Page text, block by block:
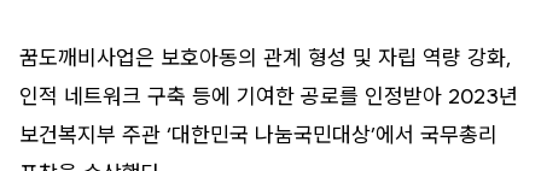
꿈도깨비사업은 보호아동의 관계 형성 및 자립 역량 강화,
인적 네트워크 구축 등에 기여한 공로를 인정받아 2023년
보건복지부 주관 ‘대한민국 나눔국민대상’에서 국무총리